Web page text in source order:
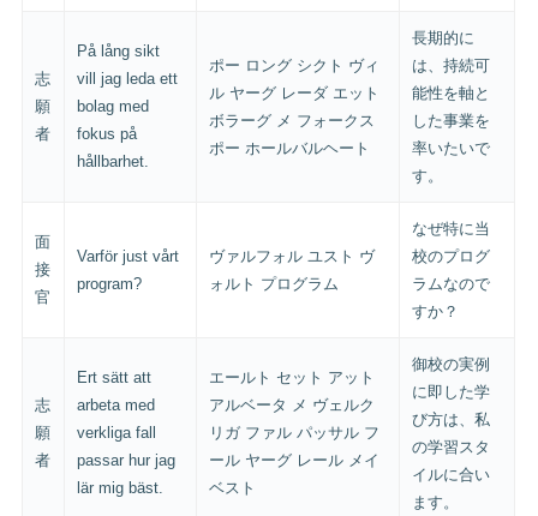
志
願
者
På lång sikt
vill jag leda ett
bolag med
fokus på
hållbarhet.
ポー ロング シクト ヴィ
ル ヤーグ レーダ エット
ボラーグ メ フォークス
ポー ホールバルヘート
長期的に
は、持続可
能性を軸と
した事業を
率いたいで
す。
面
接
官
Varför just vårt
program?
ヴァルフォル ユスト ヴ
ォルト プログラム
なぜ特に当
校のプログ
ラムなので
すか？
志
願
者
Ert sätt att
arbeta med
verkliga fall
passar hur jag
lär mig bäst.
エールト セット アット
アルベータ メ ヴェルク
リガ ファル パッサル フ
ール ヤーグ レール メイ
ベスト
御校の実例
に即した学
び方は、私
の学習スタ
イルに合い
ます。